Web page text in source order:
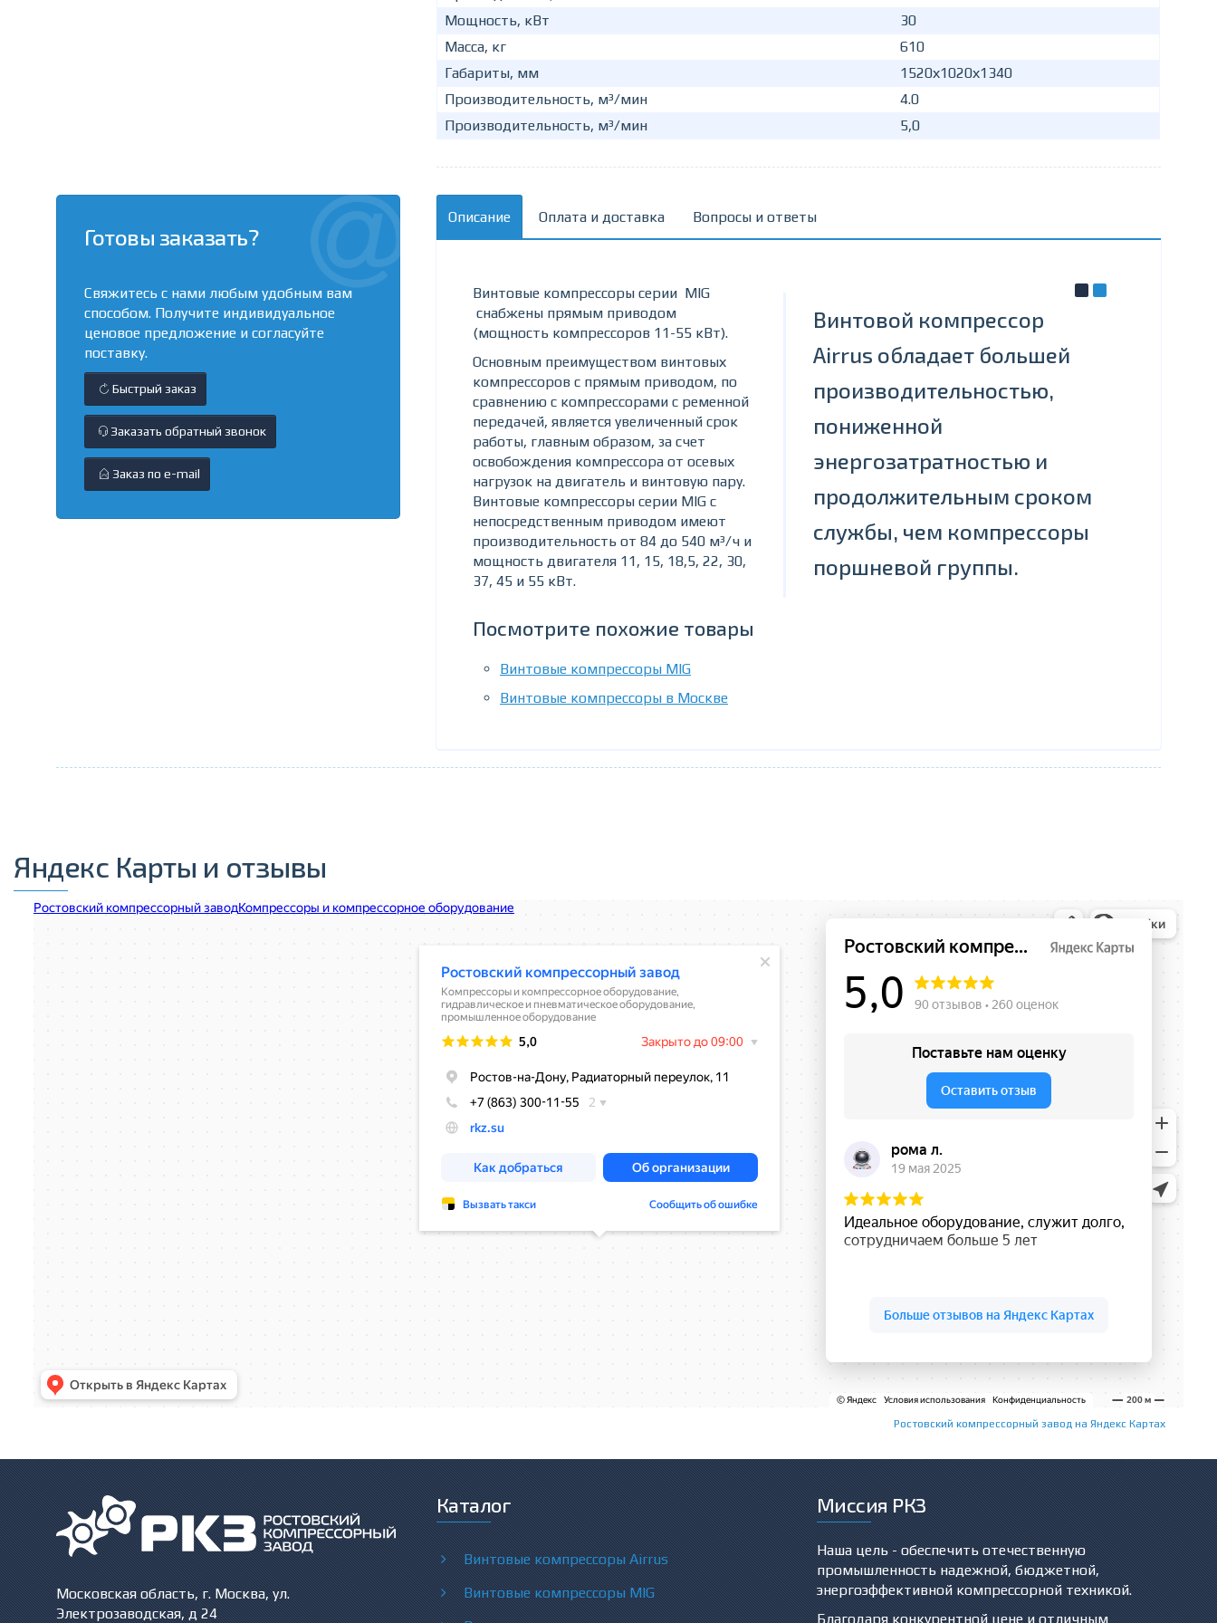
Мощность, кВт
30
Масса, кг
610
Габариты, мм
1520х1020х1340
Производительность, м³/мин
4.0
Производительность, м³/мин
5,0
Готовы заказать?
Свяжитесь с нами любым удобным вам
способом. Получите индивидуальное
ценовое предложение и согласуйте
поставку.
Быстрый заказ
Заказать обратный звонок
Заказ по e-mail
Описание Оплата и доставка Вопросы и ответы
Винтовой компрессор
Airrus обладает большей
производительностью,
пониженной
энергозатратностью и
продолжительным сроком
службы, чем компрессоры
поршневой группы.
Винтовые компрессоры серии MIG
снабжены прямым приводом
(мощность компрессоров 11-55 кВт).
Основным преимуществом винтовых
компрессоров с прямым приводом, по
сравнению с компрессорами с ременной
передачей, является увеличенный срок
работы, главным образом, за счет
освобождения компрессора от осевых
нагрузок на двигатель и винтовую пару.
Винтовые компрессоры серии MIG с
непосредственным приводом имеют
производительность от 84 до 540 м³/ч и
мощность двигателя 11, 15, 18,5, 22, 30,
37, 45 и 55 кВт.
Посмотрите похожие товары
Винтовые компрессоры MIG
Винтовые компрессоры в Москве
Яндекс Карты и отзывы
Ростовский компрессорный завод на Яндекс Картах
Московская область, г. Москва, ул.
Электрозаводская, д 24
Каталог
Винтовые компрессоры Airrus
Винтовые компрессоры MIG
Миссия РКЗ
Наша цель - обеспечить отечественную
промышленность надежной, бюджетной,
энергоэффективной компрессорной техникой.
Благодаря конкурентной цене и отличным